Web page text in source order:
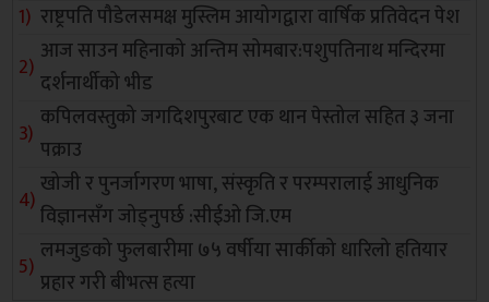
राष्ट्रपति पौडेलसमक्ष मुस्लिम आयोगद्वारा वार्षिक प्रतिवेदन पेश
आज साउन महिनाको अन्तिम सोमबार:पशुपतिनाथ मन्दिरमा
दर्शनार्थीको भीड
कपिलवस्तुको जगदिशपुरबाट एक थान पेस्तोल सहित ३ जना
पक्राउ
खोजी र पुनर्जागरण भाषा, संस्कृति र परम्परालाई आधुनिक
विज्ञानसँग जोड्नुपर्छ :सीईओ जि.एम
लमजुङको फुलबारीमा ७५ वर्षीया सार्कीको धारिलो हतियार
प्रहार गरी बीभत्स हत्या